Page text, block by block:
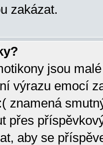
zakázat.
jsou
výrazu emocí
znamená
přes
aby se